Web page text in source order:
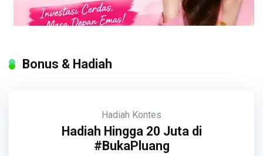
Bonus & Hadiah
Hadiah Kontes
Hadiah Hingga 20 Juta di
#BukaPluang